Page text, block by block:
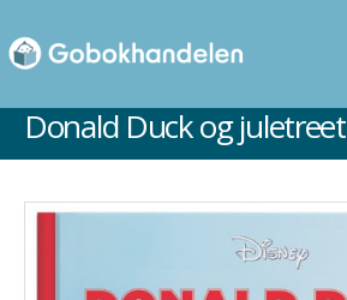
Donald Duck og juletreet